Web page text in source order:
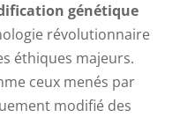
génétique
révolutionnaire
éthiques majeurs.
ceux menés par
modifié des